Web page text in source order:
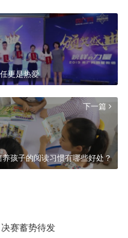
更是热爱
下一篇
孩子的阅读习惯有哪些好处？
赛蓄势待发